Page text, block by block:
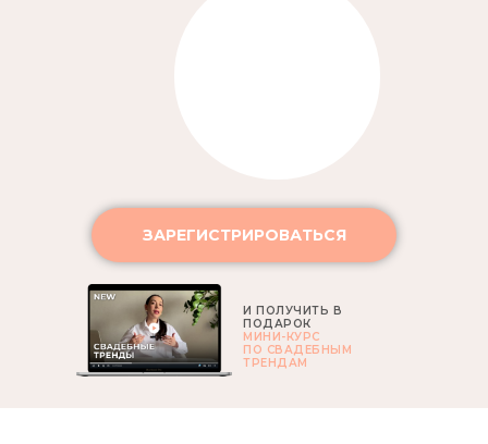
ЗАРЕГИСТРИРОВАТЬСЯ
И ПОЛУЧИТЬ В
ПОДАРОК
МИНИ-КУРС
ПО СВАДЕБНЫМ
ТРЕНДАМ